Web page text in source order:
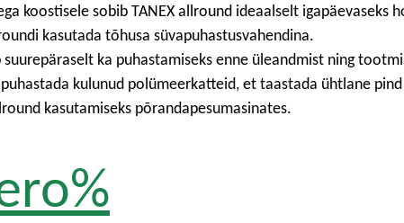
koostisele sobib TANEX allround ideaalselt igapäevaseks
kasutada tõhusa süvapuhastusvahendina.
suurepäraselt ka puhastamiseks enne üleandmist ning
kulunud polümeerkatteid, et taastada ühtlane
kasutamiseks põrandapesumasinates.